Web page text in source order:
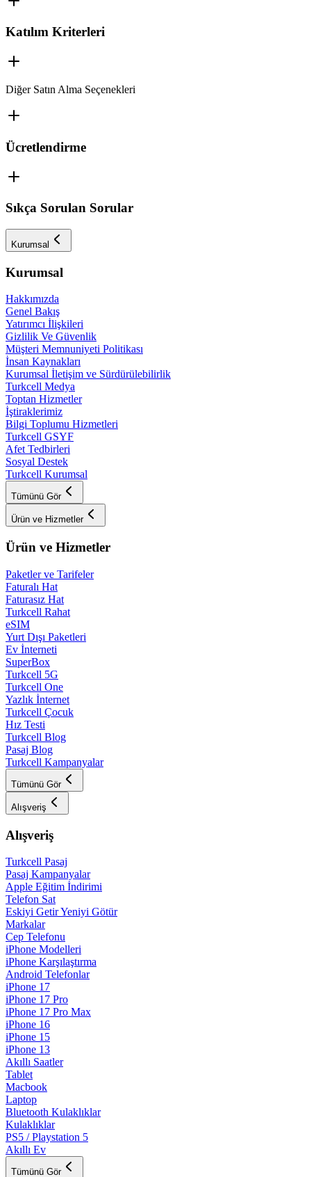
Katılım Kriterleri
Diğer Satın Alma Seçenekleri
Ücretlendirme
Sıkça Sorulan Sorular
Kurumsal
Kurumsal
Hakkımızda
Genel Bakış
Yatırımcı İlişkileri
Gizlilik Ve Güvenlik
Müşteri Memnuniyeti Politikası
İnsan Kaynakları
Kurumsal İletişim ve Sürdürülebilirlik
Turkcell Medya
Toptan Hizmetler
İştiraklerimiz
Bilgi Toplumu Hizmetleri
Turkcell GSYF
Afet Tedbirleri
Sosyal Destek
Turkcell Kurumsal
Tümünü Gör
Ürün ve Hizmetler
Ürün ve Hizmetler
Paketler ve Tarifeler
Faturalı Hat
Faturasız Hat
Turkcell Rahat
eSIM
Yurt Dışı Paketleri
Ev İnterneti
SuperBox
Turkcell 5G
Turkcell One
Yazlık İnternet
Turkcell Çocuk
Hız Testi
Turkcell Blog
Pasaj Blog
Turkcell Kampanyalar
Tümünü Gör
Alışveriş
Alışveriş
Turkcell Pasaj
Pasaj Kampanyalar
Apple Eğitim İndirimi
Telefon Sat
Eskiyi Getir Yeniyi Götür
Markalar
Cep Telefonu
iPhone Modelleri
iPhone Karşılaştırma
Android Telefonlar
iPhone 17
iPhone 17 Pro
iPhone 17 Pro Max
iPhone 16
iPhone 15
iPhone 13
Akıllı Saatler
Tablet
Macbook
Laptop
Bluetooth Kulaklıklar
Kulaklıklar
PS5 / Playstation 5
Akıllı Ev
Tümünü Gör